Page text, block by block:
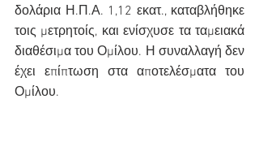
δολάρια Η.Π.Α. 1,12 εκατ., καταβλήθηκε
τοις μετρητοίς, και ενίσχυσε τα ταμειακά
διαθέσιμα του Ομίλου. Η συναλλαγή δεν
έχει επίπτωση στα αποτελέσματα του
Ομίλου.